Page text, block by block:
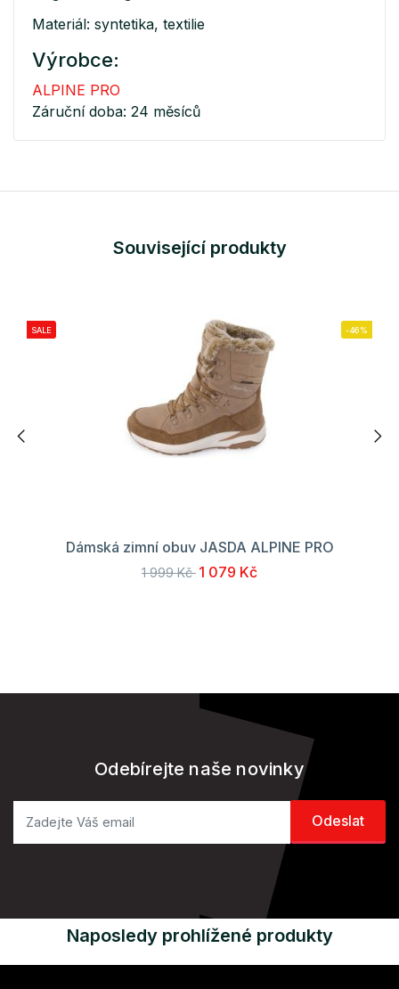
Materiál: syntetika, textilie
Výrobce:
ALPINE PRO
Záruční doba: 24 měsíců
Související produkty
SALE -46%
Dámská zimní obuv JASDA ALPINE PRO
1 999 Kč 1 079 Kč
Odebírejte naše novinky
Naposledy prohlížené produkty